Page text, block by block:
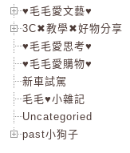
♥毛毛愛文藝♥
3C✖教學✖好物分享
♥毛毛愛思考♥
♥毛毛愛購物♥
新車試駕
毛毛♥小雜記
Uncategoried
past小狗子